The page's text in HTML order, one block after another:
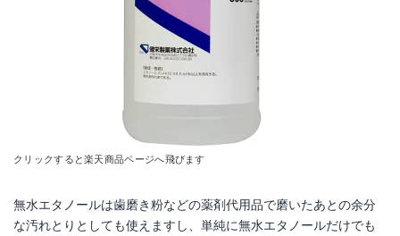
クリックすると楽天商品ページへ飛びます
無水エタノールは歯磨き粉などの薬剤代用品で磨いたあとの余分
な汚れとりとしても使えますし、単純に無水エタノールだけでも